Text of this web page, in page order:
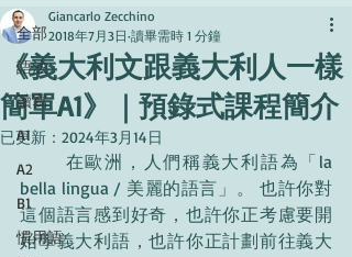
全部
語法
讀寫
A1
A2
B1
慣用語
《義大利文跟義大利人一樣
簡單A1》｜預錄式課程簡介
Giancarlo Zecchino
2018年7月3日 讀畢需時 1 分鐘
已更新： 2024年3月14日
	在歐洲，人們稱義大利語為「la
bella lingua / 美麗的語言」。 也許你對
這個語言感到好奇，也許你正考慮要開
始學義大利語，也許你正計劃前往義大